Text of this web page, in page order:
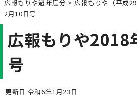
広報もりや過年度分 > 広報もりや（平成29
2月10日号
広報もりや2018
号
更新日 令和6年1月23日